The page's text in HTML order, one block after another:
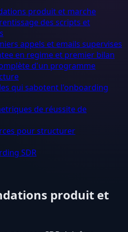
produit et marche
des scripts et
appels et emails supervises
en regime et premier bilan
d'un programme
qui sabotent l'onboarding
de réussite de
pour structurer
SDR
produit et